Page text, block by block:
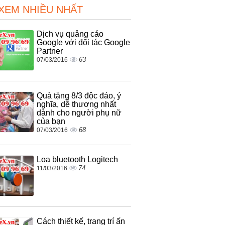
NHIỀU NHẤT
Dịch vụ quảng cáo
Google với đối tác Google
Partner
07/03/2016 63
Quà tặng 8/3 độc đáo, ý
nghĩa, dễ thương nhất
dành cho người phụ nữ
của bạn
07/03/2016 68
Loa bluetooth Logitech
11/03/2016 74
Cách thiết kế, trang trí ấn